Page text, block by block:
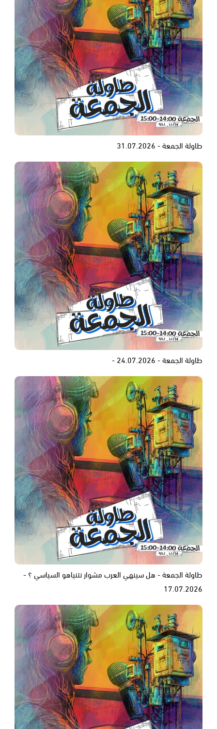
طاولة الجمعة - 31.07.2026
طاولة الجمعة - 24.07.2026 -
طاولة الجمعة - هل سينهي العرب مشوار نتنياهو السياسي ؟ -
17.07.2026